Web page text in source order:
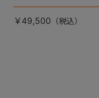
使える、耐荷重50㎏
向けケージが登場！
￥49,500